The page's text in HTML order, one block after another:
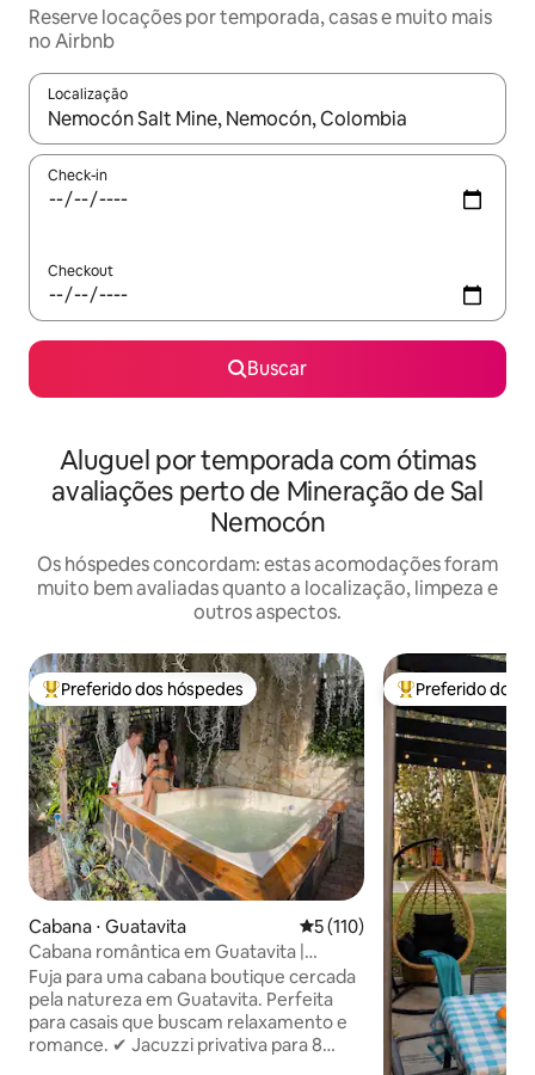
Reserve locações por temporada, casas e muito mais
no Airbnb
Localização
Quando os resultados estiverem disponíveis, explore-os
Check-in
Checkout
Buscar
Aluguel por temporada com ótimas
avaliações perto de Mineração de Sal
Nemocón
Os hóspedes concordam: estas acomodações foram
muito bem avaliadas quanto a localização, limpeza e
outros aspectos.
Entre os melhores preferidos dos hóspedes
Preferido dos hóspedes
Cabana ⋅ Guatavita 5 de uma avaliação média de
5 (110)
Cabana romântica em Guatavita |
Jacuzzi e lareira
Fuja para uma cabana boutique cercada
pela natureza em Guatavita. Perfeita
para casais que buscam relaxamento e
romance. ✔ Jacuzzi privativa para 8
Entre os
Preferido dos